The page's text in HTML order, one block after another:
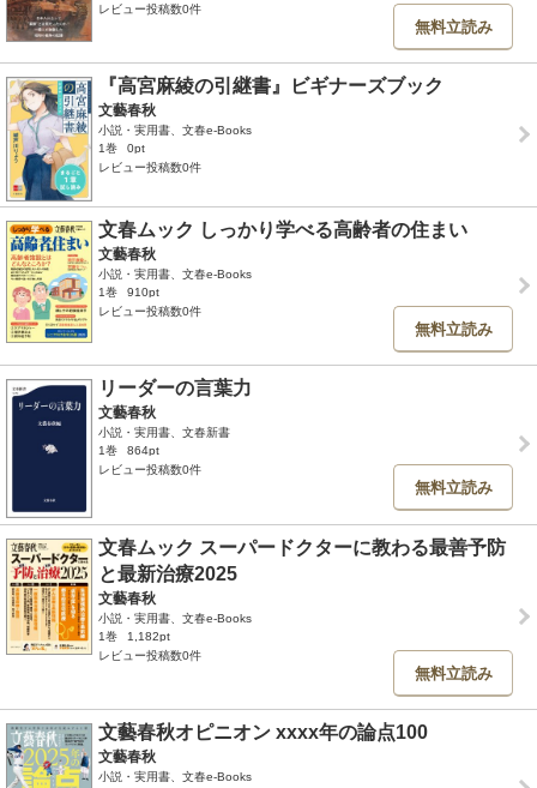
レビュー投稿数0件
無料立読み
『高宮麻綾の引継書』ビギナーズブック
文藝春秋
小説・実用書、文春e-Books
1巻
0pt
レビュー投稿数0件
文春ムック しっかり学べる高齢者の住まい
文藝春秋
小説・実用書、文春e-Books
1巻
910pt
レビュー投稿数0件
無料立読み
リーダーの言葉力
文藝春秋
小説・実用書、文春新書
1巻
864pt
レビュー投稿数0件
無料立読み
文春ムック スーパードクターに教わる最善予防
と最新治療2025
文藝春秋
小説・実用書、文春e-Books
1巻
1,182pt
レビュー投稿数0件
無料立読み
文藝春秋オピニオン xxxx年の論点100
文藝春秋
小説・実用書、文春e-Books